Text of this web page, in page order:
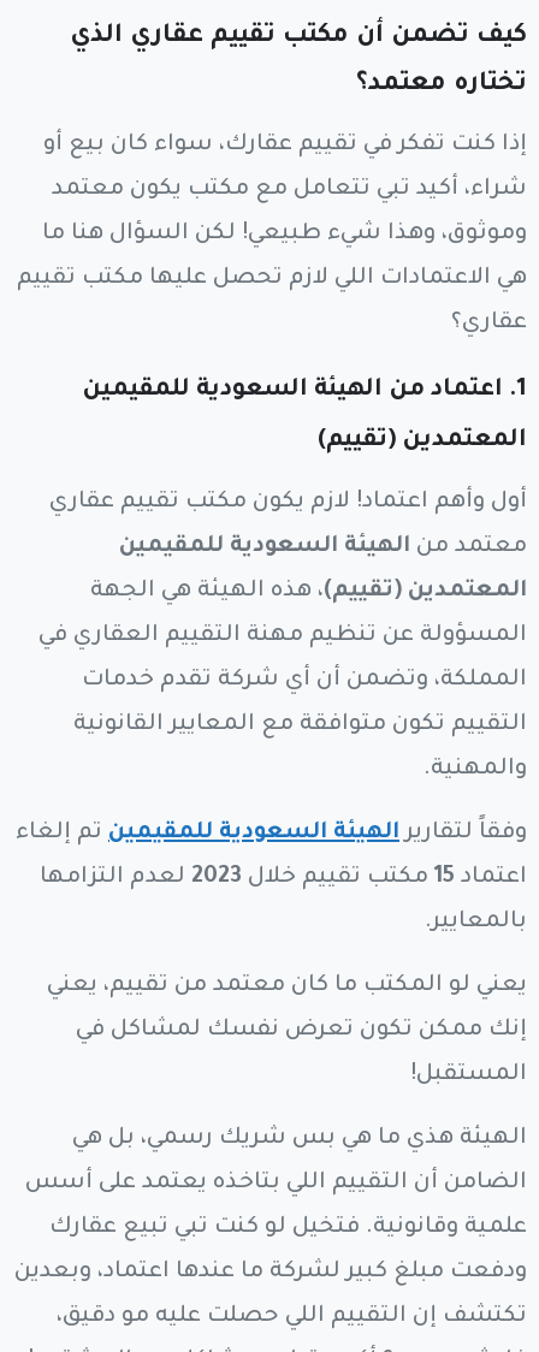
كيف تضمن أن مكتب تقييم عقاري الذي
تختاره معتمد؟
إذا كنت تفكر في تقييم عقارك، سواء كان بيع أو
شراء، أكيد تبي تتعامل مع مكتب يكون معتمد
وموثوق، وهذا شيء طبيعي! لكن السؤال هنا ما
هي الاعتمادات اللي لازم تحصل عليها مكتب تقييم
عقاري؟
1.
اعتماد من الهيئة السعودية للمقيمين
المعتمدين (تقييم)
أول وأهم اعتماد! لازم يكون مكتب تقييم عقاري
معتمد من الهيئة السعودية للمقيمين
المعتمدين (تقييم)، هذه الهيئة هي الجهة
المسؤولة عن تنظيم مهنة التقييم العقاري في
المملكة، وتضمن أن أي شركة تقدم خدمات
التقييم تكون متوافقة مع المعايير القانونية
والمهنية.
وفقاً لتقارير الهيئة السعودية للمقيمين تم إلغاء
اعتماد 15 مكتب تقييم خلال 2023 لعدم التزامها
بالمعايير.
يعني لو المكتب ما كان معتمد من تقييم، يعني
إنك ممكن تكون تعرض نفسك لمشاكل في
المستقبل!
الهيئة هذي ما هي بس شريك رسمي، بل هي
الضامن أن التقييم اللي بتاخذه يعتمد على أسس
علمية وقانونية. فتخيل لو كنت تبي تبيع عقارك
ودفعت مبلغ كبير لشركة ما عندها اعتماد، وبعدين
تكتشف إن التقييم اللي حصلت عليه مو دقيق،